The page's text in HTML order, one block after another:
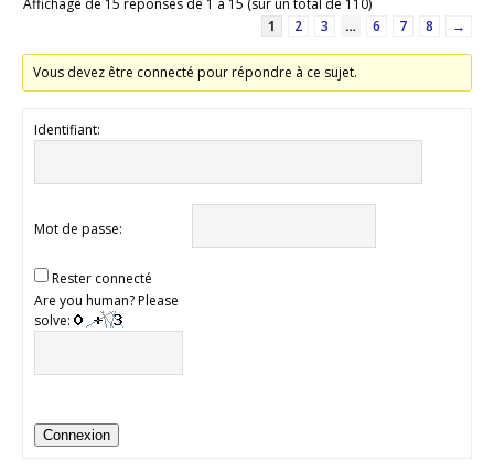
Affichage de 15 réponses de 1 à 15 (sur un total de 110)
1
2 3 … 6 7 8 →
Vous devez être connecté pour répondre à ce sujet.
Identifiant:
Mot de passe:
Rester connecté
Are you human? Please
solve:
Connexion